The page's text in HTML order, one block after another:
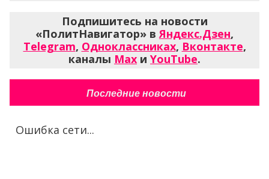
Подпишитесь на новости
«ПолитНавигатор» вЯндекс.Дзен,
Telegram, Одноклассниках, Вконтакте,
каналы Max и YouTube.
Последние новости
Ошибка сети...